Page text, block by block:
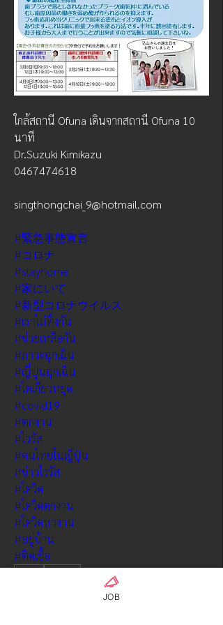
ใกล้สถานี Ofuna เดินจากสถานี Ofuna 10
นาที
Dr.Suzuki Kimikazu
0467474618
singthongchai_9@hotmail.com
#緊急事態宣言
#コロナ
#stayhome
#家にいて
#新型コロナウイルス
#เราไม่ทิ้งกัน
#ช่วยเหลือกัน
#ภาวะฉุกเฉิน
#ญี่ปุ่นฉุกเฉิน
#โตเกียวหยุด
#covid19
#ตกงาน
#ไวรัส
#คนไทยในญี่ปุ่น
#ข่าวไวรัส
#โควิด
#โควิดตกงาน
#โควิดหางาน
#อยู่บ้าน
#ติดเชื้อ
JOB